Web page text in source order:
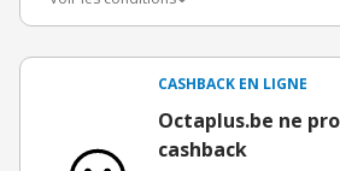
3€ de bienvenue crédités immédiatement
Offre réservée à une toute première
CASHBACK EN LIGNE
Octaplus.be ne
cashback